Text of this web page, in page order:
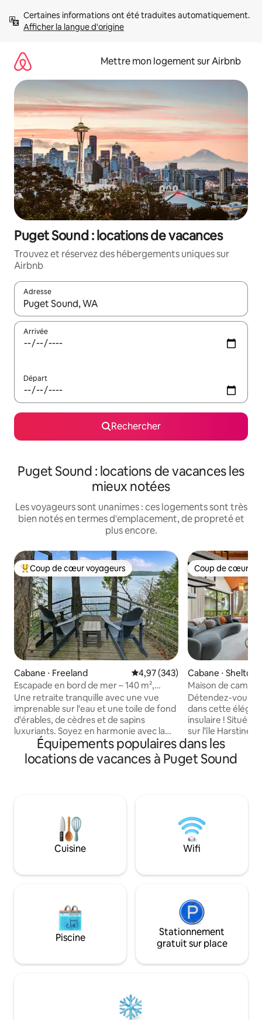
directement
Afficher la langue d'origine
Mettre mon logement sur Airbnb
Puget Sound : locations de vacances
Trouvez et réservez des hébergements uniques sur
Airbnb
Adresse
Lorsque les résultats s'affichent, utilisez les flèches vers le
Arrivée
Départ
Rechercher
Puget Sound : locations de vacances les
mieux notées
Les voyageurs sont unanimes : ces logements sont très
bien notés en termes d'emplacement, de propreté et
plus encore.
Coups de cœur voyageurs les plus appréciés
Coup de cœur voyageurs
Cabane ⋅ Freeland Évaluation moyenne sur la
4,97 (343)
Escapade en bord de mer – 140 m²,
2 chambres + atelier d’artiste
Une retraite tranquille avec une vue
imprenable sur l'eau et une toile de fond
d'érables, de cèdres et de sapins
luxuriants. Soyez en harmonie avec la
nature : détendez-vous sur la grande
terrasse, admirez la vue sur le bord de
l'eau à 100 pieds, les couchers de soleil
remplie d'appareils en acier inoxydable.
Laissez-vous inspirer : espace studio
séparé pour créer, écrire, pratiquer le
yoga, méditer, dessiner, lire, terminer
Faites des choses que vous n'avez pas
Coup de cœur
Coup de cœur
Cabane ⋅ Shelton
Maison de
Sound
Détendez-vous
dans cette
insulaire ! Située dans un quartier fermé
sur l'île Harstine. Vue imprenable sur le
détroit de Puget
Olympiques
de billard Cuisine
vinyle Sonos
communautaires
jacuzzi Terrains
Aire de jeu pour
Kayak, rampe de
Équipements populaires dans les
locations de vacances à Puget Sound
Cuisine Wifi
Piscine
Stationnement
gratuit sur place